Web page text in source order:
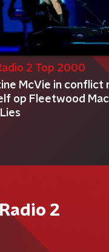
2 Top 2000
McVie in conflict
op Fleetwood
2